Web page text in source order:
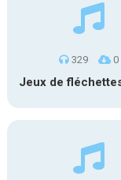
329 0